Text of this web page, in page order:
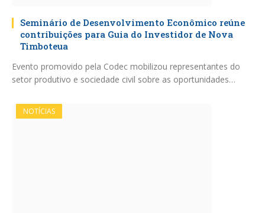
Seminário de Desenvolvimento Econômico reúne
contribuições para Guia do Investidor de Nova
Timboteua
Evento promovido pela Codec mobilizou representantes do
setor produtivo e sociedade civil sobre as oportunidades…
NOTÍCIAS